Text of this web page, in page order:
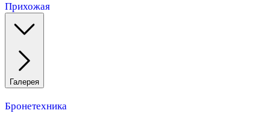
Прихожая
Галерея
Бронетехника